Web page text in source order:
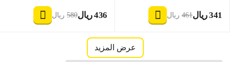
ريال ‎‍341‍ ريال ‎‍461‍ ريال ‎‍436‍ ريال ‎‍580‍
عرض المزيد